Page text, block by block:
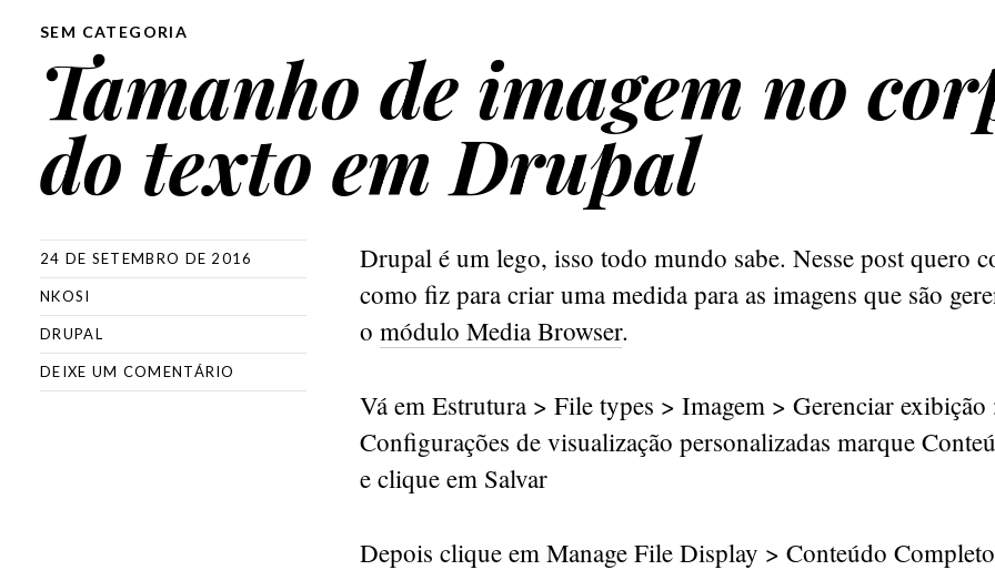
SEM CATEGORIA
Tamanho de imagem no
do texto em Drupal
24 DE SETEMBRO DE 2016
NKOSI
DRUPAL
DEIXE UM COMENTÁRIO
Drupal é um lego, isso todo mundo sabe. Nesse post quero
como fiz para criar uma medida para as imagens que são
o módulo Media Browser.
Vá em Estrutura > File types > Imagem > Gerenciar exibição
Configurações de visualização personalizadas marque
e clique em Salvar
Depois clique em Manage File Display > Conteúdo